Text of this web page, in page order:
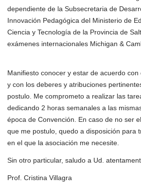
dependiente de la Subsecretaria de
Innovación Pedagógica del Ministerio de
Ciencia y Tecnología de la Provincia de
exámenes internacionales Michigan &
Manifiesto conocer y estar de acuerdo
y con los deberes y atribuciones
postulo. Me comprometo a realizar las
dedicando 2 horas semanales a las
época de Convención. En caso de no ser
que me postulo, quedo a disposición para
en el que la asociación me necesite.
Sin otro particular, saludo a Ud.
Prof. Cristina Villagra